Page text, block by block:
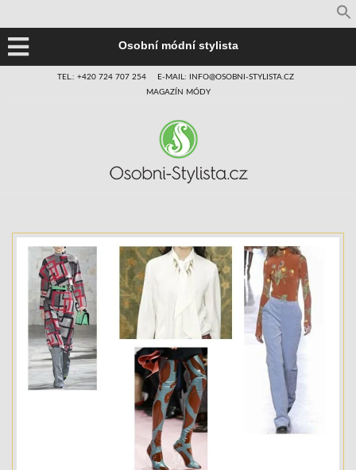
Osobní módní stylista
TEL.: +420 724 707 254
E-MAIL: INFO@OSOBNI-STYLISTA.CZ
MAGAZÍN MÓDY